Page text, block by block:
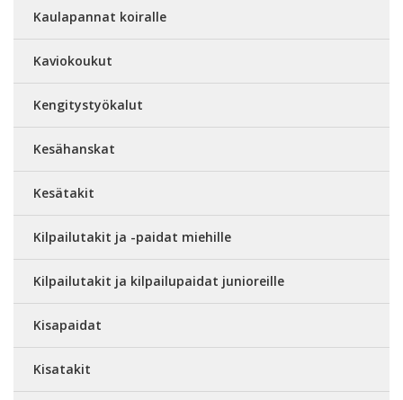
Kaulapannat koiralle
Kaviokoukut
Kengitystyökalut
Kesähanskat
Kesätakit
Kilpailutakit ja -paidat miehille
Kilpailutakit ja kilpailupaidat junioreille
Kisapaidat
Kisatakit